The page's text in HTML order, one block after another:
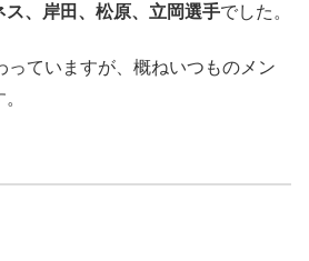
、岸田、松原、立岡選手でした。
っていますが、概ねいつものメン